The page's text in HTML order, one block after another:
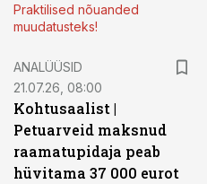
Praktilised nõuanded
muudatusteks!
ANALÜÜSID
21.07.26, 08:00
Kohtusaalist |
Petuarveid maksnud
raamatupidaja peab
hüvitama 37 000 eurot